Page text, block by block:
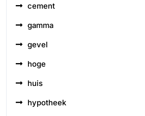
cement
gamma
gevel
hoge
huis
hypotheek